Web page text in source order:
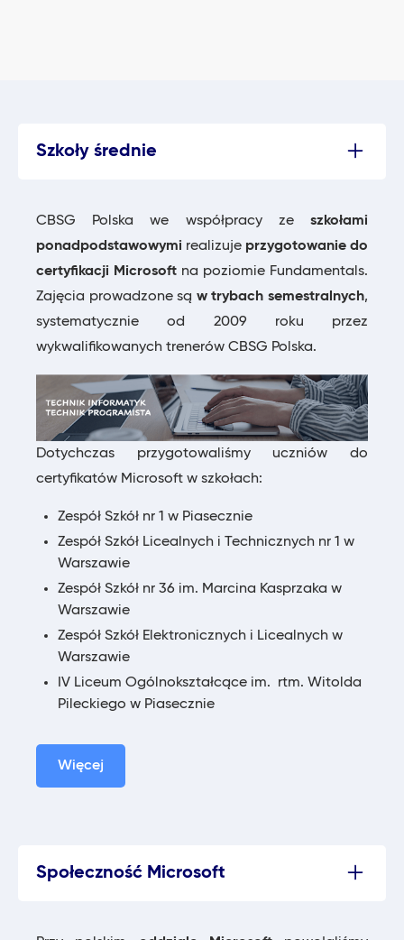
Szkoły średnie
CBSG Polska we współpracy ze szkołami
ponadpodstawowymi realizuje przygotowanie do
certyfikacji Microsoft na poziomie Fundamentals.
Zajęcia prowadzone są w trybach semestralnych,
systematycznie od 2009 roku przez
wykwalifikowanych trenerów CBSG Polska.
Dotychczas przygotowaliśmy uczniów do
certyfikatów Microsoft w szkołach:
Zespół Szkół nr 1 w Piasecznie
Zespół Szkół Licealnych i Technicznych nr 1 w
Warszawie
Zespół Szkół nr 36 im. Marcina Kasprzaka w
Warszawie
Zespół Szkół Elektronicznych i Licealnych w
Warszawie
IV Liceum Ogólnokształcące im. rtm. Witolda
Pileckiego w Piasecznie
Więcej
Społeczność Microsoft